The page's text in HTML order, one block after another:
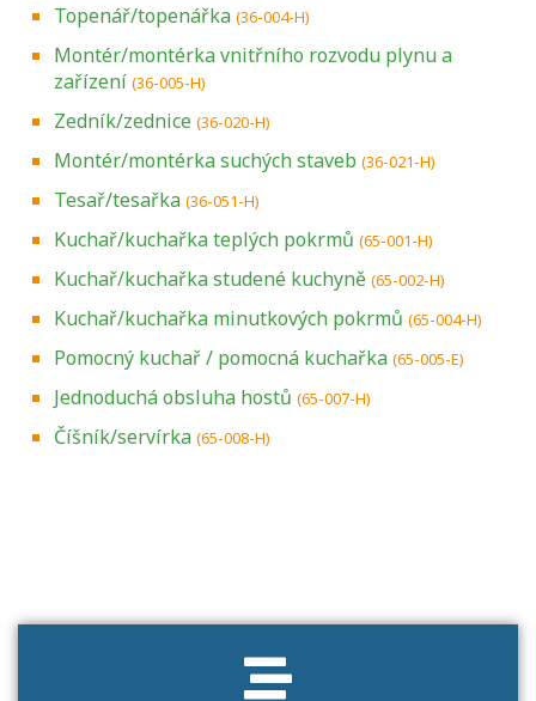
Topenář/topenářka (36-004-H)
Montér/montérka vnitřního rozvodu plynu a
zařízení (36-005-H)
Zedník/zednice (36-020-H)
Montér/montérka suchých staveb (36-021-H)
Tesař/tesařka (36-051-H)
Kuchař/kuchařka teplých pokrmů (65-001-H)
Kuchař/kuchařka studené kuchyně (65-002-H)
Kuchař/kuchařka minutkových pokrmů (65-004-H)
Pomocný kuchař / pomocná kuchařka (65-005-E)
Jednoduchá obsluha hostů (65-007-H)
Číšník/servírka (65-008-H)
Projděte si seznam profesních kvalifikací.